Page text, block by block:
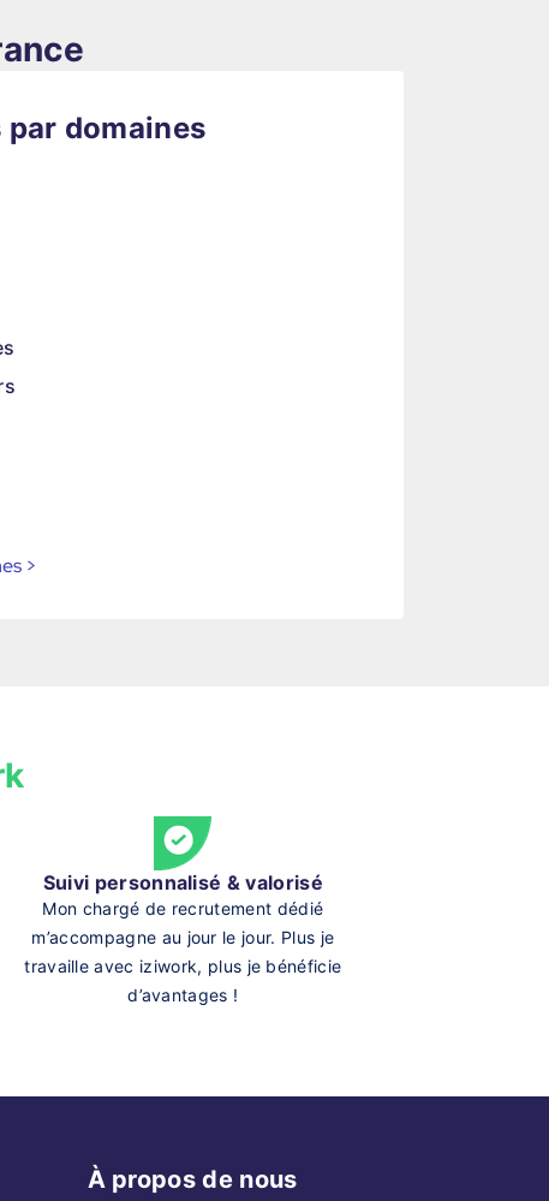
par domaines
>
Suivi personnalisé & valorisé
Mon chargé de recrutement dédié
m’accompagne au jour le jour. Plus je
travaille avec iziwork, plus je bénéficie
d’avantages !
À propos de nous